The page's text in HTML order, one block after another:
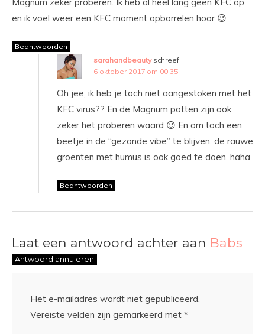
en ik voel weer een KFC moment opborrelen hoor 😉
Beantwoorden
sarahandbeauty schreef:
6 oktober 2017 om 00:35
Oh jee, ik heb je toch niet aangestoken met het
KFC virus?? En de Magnum potten zijn ook
zeker het proberen waard 😉 En om toch een
beetje in de “gezonde vibe” te blijven, de rauwe
groenten met humus is ook goed te doen, haha
Beantwoorden
Laat een antwoord achter aan Babs
Antwoord annuleren
Het e-mailadres wordt niet gepubliceerd.
Vereiste velden zijn gemarkeerd met *